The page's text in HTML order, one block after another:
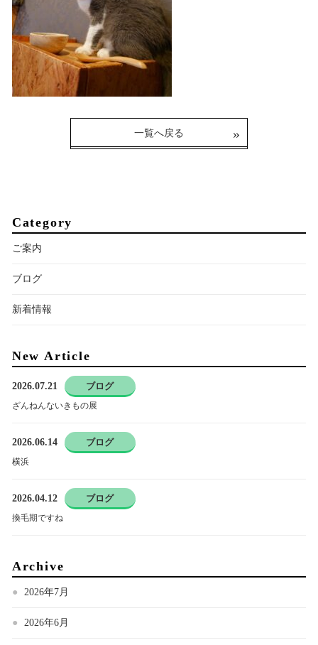
一覧へ戻る
Category
ご案内
ブログ
新着情報
New Article
2026.07.21 ブログ
ざんねんないきもの展
2026.06.14 ブログ
横浜
2026.04.12 ブログ
換毛期ですね
Archive
2026年7月
2026年6月